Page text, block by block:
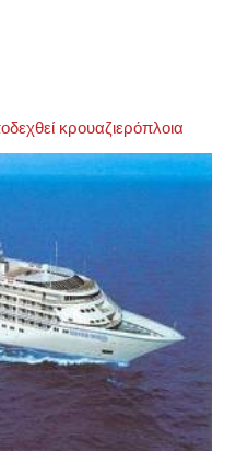
κρουαζιερόπλοια